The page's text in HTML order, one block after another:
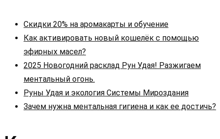
Скидки 20% на аромакарты и обучение
Как активировать новый кошелёк с помощью
эфирных масел?
2025 Новогодний расклад Рун Удая! Разжигаем
ментальный огонь.
Руны Удая и экология Системы Мироздания
Зачем нужна ментальная гигиена и как ее достичь?